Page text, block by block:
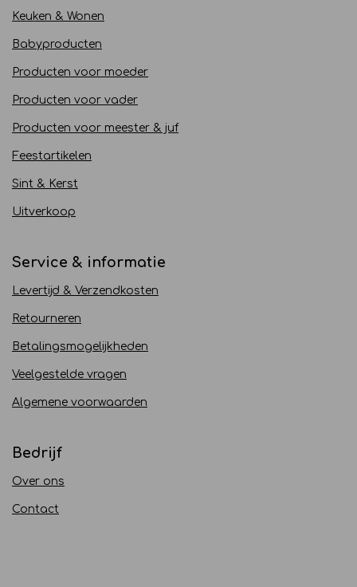
Keuken & Wonen
Babyproducten
Producten voor moeder
Producten voor vader
Producten voor meester & juf
Feestartikelen
Sint & Kerst
Uitverkoop
Service & informatie
Levertijd & Verzendkosten
Retourneren
Betalingsmogelijkheden
Veelgestelde vragen
Algemene voorwaarden
Bedrijf
Over ons
Contact